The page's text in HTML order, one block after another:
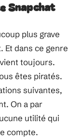
Snapchat
plus grave
Et dans ce genre
toujours.
êtes piratés.
suivantes,
On a par
utilité qui
compte.